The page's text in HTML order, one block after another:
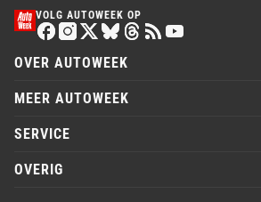
VOLG AUTOWEEK OP
OVER AUTOWEEK
MEER AUTOWEEK
SERVICE
OVERIG